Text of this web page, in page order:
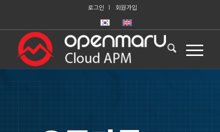
로그인 회원가입